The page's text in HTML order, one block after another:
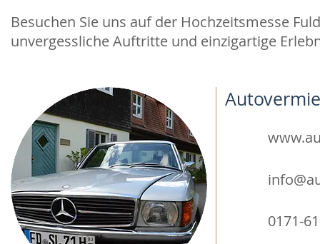
Besuchen Sie uns auf der Hochzeitsmesse
unvergessliche Auftritte und einzigartige
0171-